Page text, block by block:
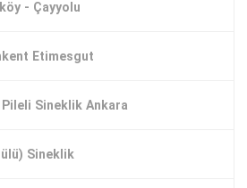
- Çayyolu
Etimesgut
Sineklik Ankara
Sineklik